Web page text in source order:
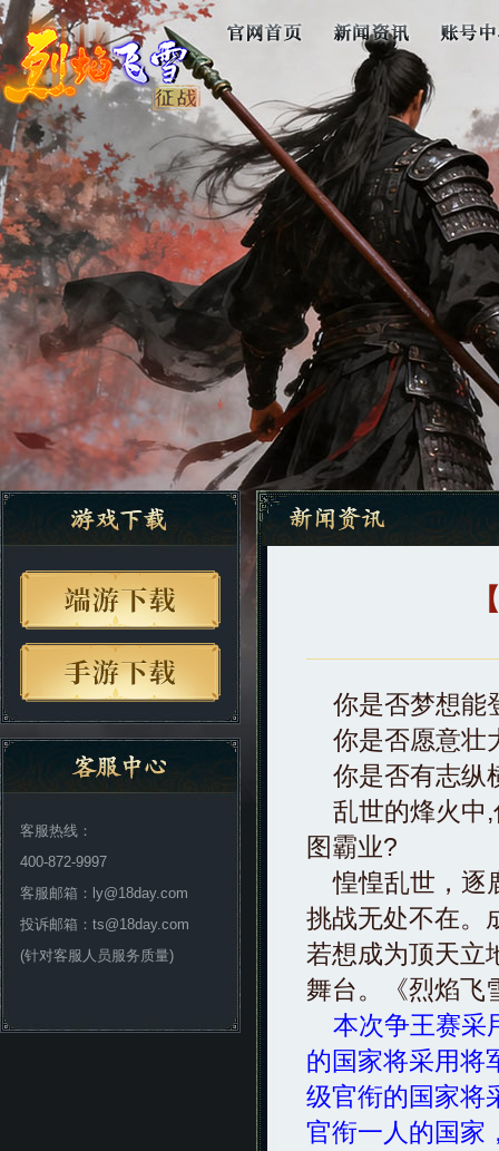
客服热线：
400-872-9997
客服邮箱：ly@18day.com
投诉邮箱：ts@18day.com
(针对客服人员服务质量)
你是否梦想能
你是否愿意壮
你是否有志
乱世的烽火中,
图霸业?
惶惶乱世，逐
挑战无处不在。
若想成为顶天立
舞台。《烈焰
本次争王赛采
的国家将采用将
级官衔的国家将
官衔一人的国家